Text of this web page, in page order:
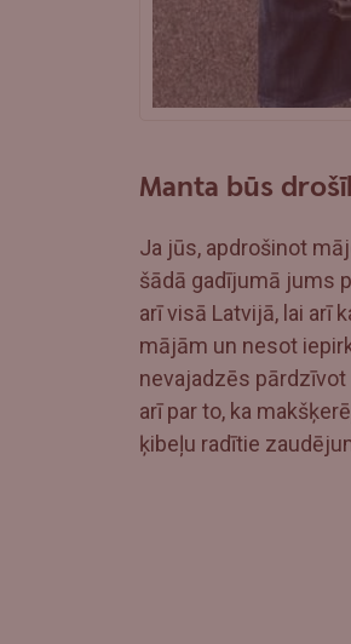
Manta būs
Ja jūs, apdrošinot
šādā gadījumā jums
arī visā Latvijā, lai arī
mājām un nesot
nevajadzēs
arī par to, ka
ķibeļu radītie